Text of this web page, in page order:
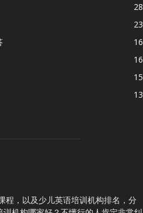
28
23
16
16
15
13
程，以及少儿英语培训机构排名，分